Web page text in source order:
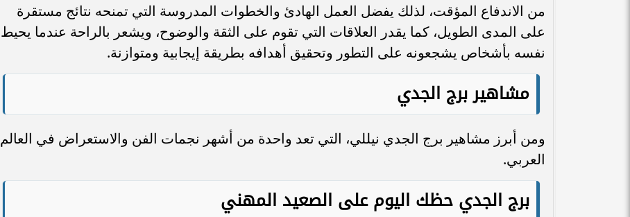
من الاندفاع المؤقت، لذلك يفضل العمل الهادئ والخطوات المدروسة التي تمنحه نتائج مستقرة
على المدى الطويل، كما يقدر العلاقات التي تقوم على الثقة والوضوح، ويشعر بالراحة عندما يحيط
نفسه بأشخاص يشجعونه على التطور وتحقيق أهدافه بطريقة إيجابية ومتوازنة.
مشاهير برج الجدي
ومن أبرز مشاهير برج الجدي نيللي، التي تعد واحدة من أشهر نجمات الفن والاستعراض في العالم
العربي.
برج الجدي حظك اليوم على الصعيد المهني